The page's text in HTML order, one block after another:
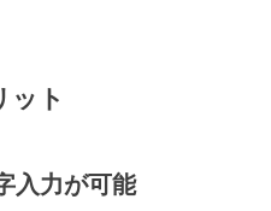
ット
入力が可能